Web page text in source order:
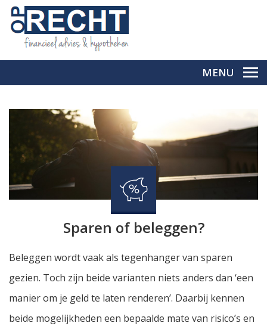
MENU
Sparen of beleggen?
Beleggen wordt vaak als tegenhanger van sparen
gezien. Toch zijn beide varianten niets anders dan ‘een
manier om je geld te laten renderen’. Daarbij kennen
beide mogelijkheden een bepaalde mate van risico’s en